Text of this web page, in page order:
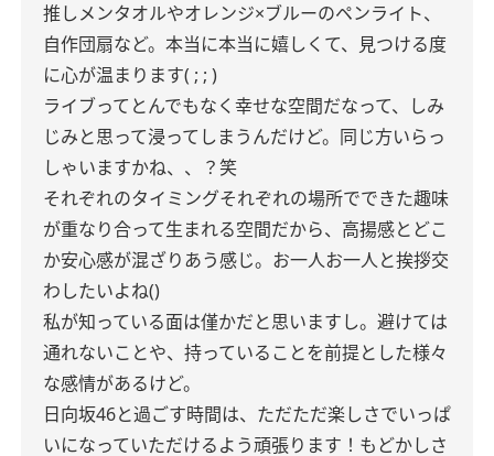
推しメンタオルやオレンジ×ブルーのペンライト、
自作団扇など。本当に本当に嬉しくて、見つける度
に心が温まります( ; ; )
ライブってとんでもなく幸せな空間だなって、しみ
じみと思って浸ってしまうんだけど。同じ方いらっ
しゃいますかね、、？笑
それぞれのタイミングそれぞれの場所でできた趣味
が重なり合って生まれる空間だから、高揚感とどこ
か安心感が混ざりあう感じ。お一人お一人と挨拶交
わしたいよね()
私が知っている面は僅かだと思いますし。避けては
通れないことや、持っていることを前提とした様々
な感情があるけど。
日向坂46と過ごす時間は、ただただ楽しさでいっぱ
いになっていただけるよう頑張ります！もどかしさ